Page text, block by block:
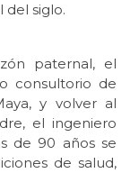
siglo.
paternal, el
consultorio de
y volver al
el ingeniero
de 90 años se
de salud,